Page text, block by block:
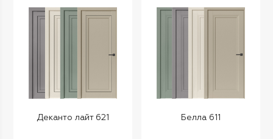
Деканто лайт 621 Белла 611